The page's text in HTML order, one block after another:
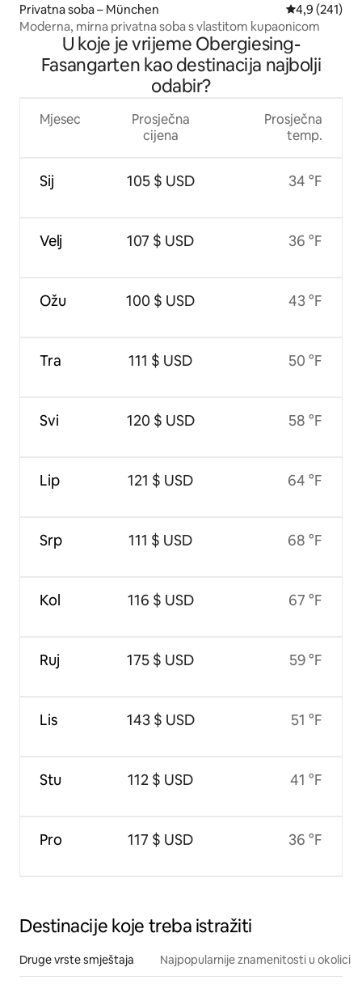
Privatna soba – München Prosječna
4,9 (241)
Moderna, mirna privatna soba s vlastitom kupaonicom
U koje je vrijeme Obergiesing-
Fasangarten kao destinacija najbolji
odabir?
Mjesec
Sij
Velj
Ožu
Tra
Svi
Lip
Srp
Kol
Ruj
Lis
Stu
Pro
Prosječna
cijena
105 $ USD
107 $ USD
100 $ USD
111 $ USD
120 $ USD
121 $ USD
111 $ USD
116 $ USD
175 $ USD
143 $ USD
112 $ USD
117 $ USD
Prosječna
temp.
34 °F
36 °F
43 °F
50 °F
58 °F
64 °F
68 °F
67 °F
59 °F
51 °F
41 °F
36 °F
Destinacije koje treba istražiti
Druge vrste smještaja Najpopularnije znamenitosti u okolici